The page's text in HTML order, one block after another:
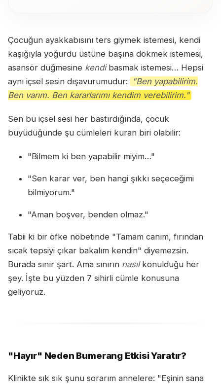
Çocuğun ayakkabısını ters giymek istemesi, kendi
kaşığıyla yoğurdu üstüne başına dökmek istemesi,
asansör düğmesine kendibasmak istemesi… Hepsi
aynı içsel sesin dışavurumudur:
"Ben yapabilirim.
Ben varım. Ben kararlarımı kendim verebilirim."
Sen bu içsel sesi her bastırdığında, çocuk
büyüdüğünde şu cümleleri kuran biri olabilir:
"Bilmem ki ben yapabilir miyim…"
"Sen karar ver, ben hangi şıkkı seçeceğimi
bilmiyorum."
"Aman boşver, benden olmaz."
Tabii ki bir öfke nöbetinde "Tamam canım, fırından
sıcak tepsiyi çıkar bakalım kendin" diyemezsin.
Burada sınır şart. Ama sınırın nasılkonulduğu her
şey. İşte bu yüzden 7 sihirli cümle konusuna
geliyoruz.
"Hayır" Neden Bumerang Etkisi Yaratır?
Klinikte sık sık şunu sorarım annelere: "Eşinin sana